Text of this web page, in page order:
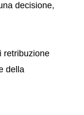
decisione,
retribuzione
della